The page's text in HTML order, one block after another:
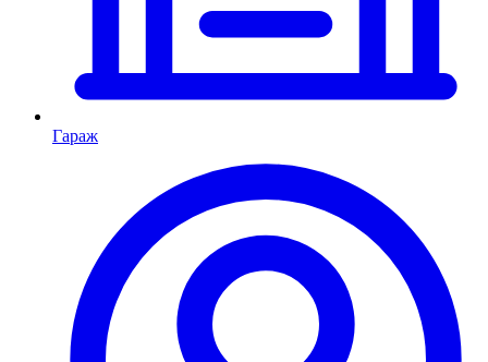
Гараж